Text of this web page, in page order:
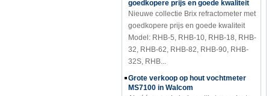
Nieuwe collectie Brix refractometer met
goedkopere prijs en goede kwaliteit
Model: RHB-5, RHB-10, RHB-18, RHB-
32, RHB-62, RHB-82, RHB-90, RHB-
32S, RHB...
MS7100 in Walcom
Als één van de belangrijkste product